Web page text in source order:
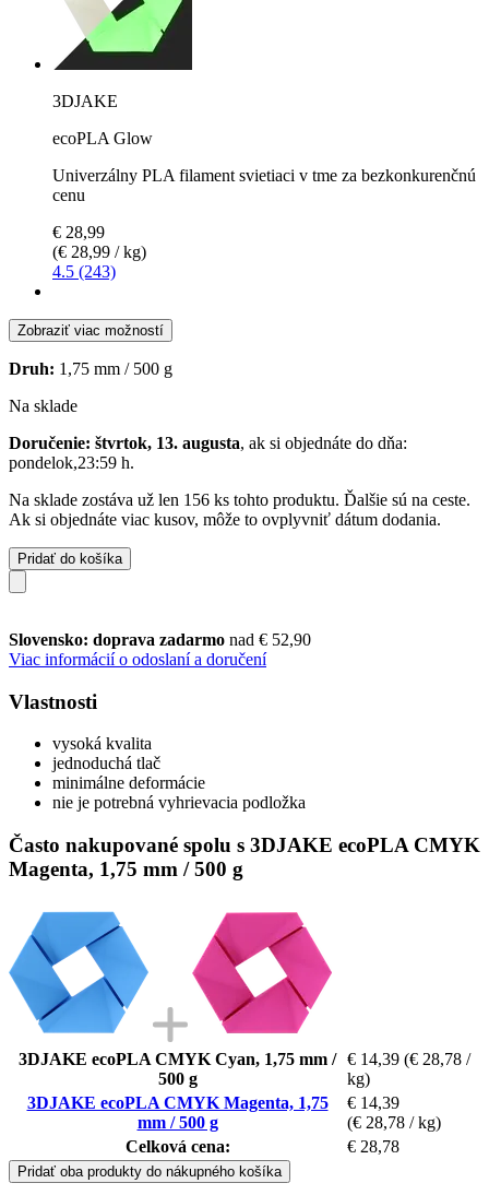
3DJAKE
ecoPLA Glow
Univerzálny PLA filament svietiaci v tme za bezkonkurenčnú
cenu
€ 28,99
(€ 28,99 / kg)
4.5 (243)
Zobraziť viac možností
Druh: 1,75 mm / 500 g
Na sklade
Doručenie: štvrtok, 13. augusta, ak si objednáte do dňa:
pondelok,23:59 h.
Na sklade zostáva už len 156 ks tohto produktu. Ďalšie sú na ceste.
Ak si objednáte viac kusov, môže to ovplyvniť dátum dodania.
Pridať do košíka
Slovensko: doprava zadarmo nad € 52,90
Viac informácií o odoslaní a doručení
Vlastnosti
vysoká kvalita
jednoduchá tlač
minimálne deformácie
nie je potrebná vyhrievacia podložka
Často nakupované spolu s 3DJAKE ecoPLA CMYK
Magenta, 1,75 mm / 500 g
3DJAKE ecoPLA CMYK Cyan, 1,75 mm /
500 g
€ 14,39 (€ 28,78 /
kg)
3DJAKE ecoPLA CMYK Magenta, 1,75
mm / 500 g
€ 14,39
(€ 28,78 / kg)
Celková cena:
€ 28,78
Pridať oba produkty do nákupného košíka